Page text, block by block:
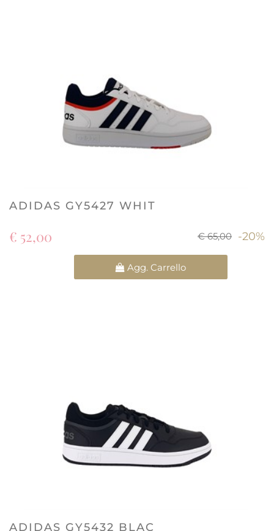
ADIDAS GY5427 WHIT
€ 65,00 -20%
€ 52,00
Agg. Carrello
ADIDAS GY5432 BLAC